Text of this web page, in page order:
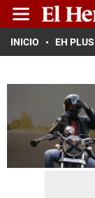
INICIO EH PLUS